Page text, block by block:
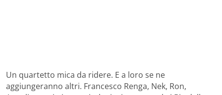
Un quartetto mica da ridere. E a loro se ne
aggiungeranno altri. Francesco Renga, Nek, Ron,